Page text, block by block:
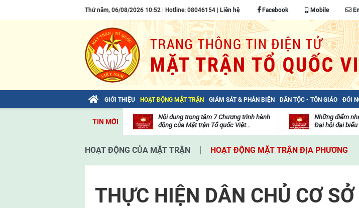
Thứ năm, 06/08/2026 10:52 | Hotline: 08046154 | Liên hệ Facebook Mobile
GIỚI THIỆU HOẠT ĐỘNG MẶT TRẬN GIÁM SÁT & PHẢN BIỆN DÂN TỘC - TÔN GIÁO ĐỐI
TIN MỚI
Bài viết của Tổng Bí thư Tô Lâm: TIẾN
viện
Nội dung trọng tâm 7 Chương trình hành
động của Mặt trận Tổ quốc Việt...
viện
Những điểm
Đại hội đại biểu
HOẠT ĐỘNG CỦA MẶT TRẬN HOẠT ĐỘNG MẶT TRẬN ĐỊA PHƯƠNG
THỰC HIỆN DÂN CHỦ CƠ SỞ